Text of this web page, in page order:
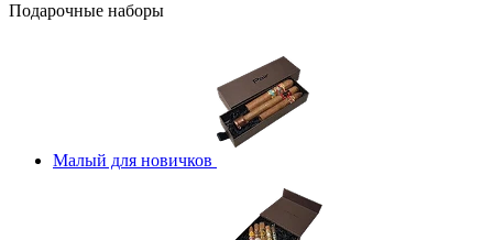
Подарочные наборы
Малый для новичков